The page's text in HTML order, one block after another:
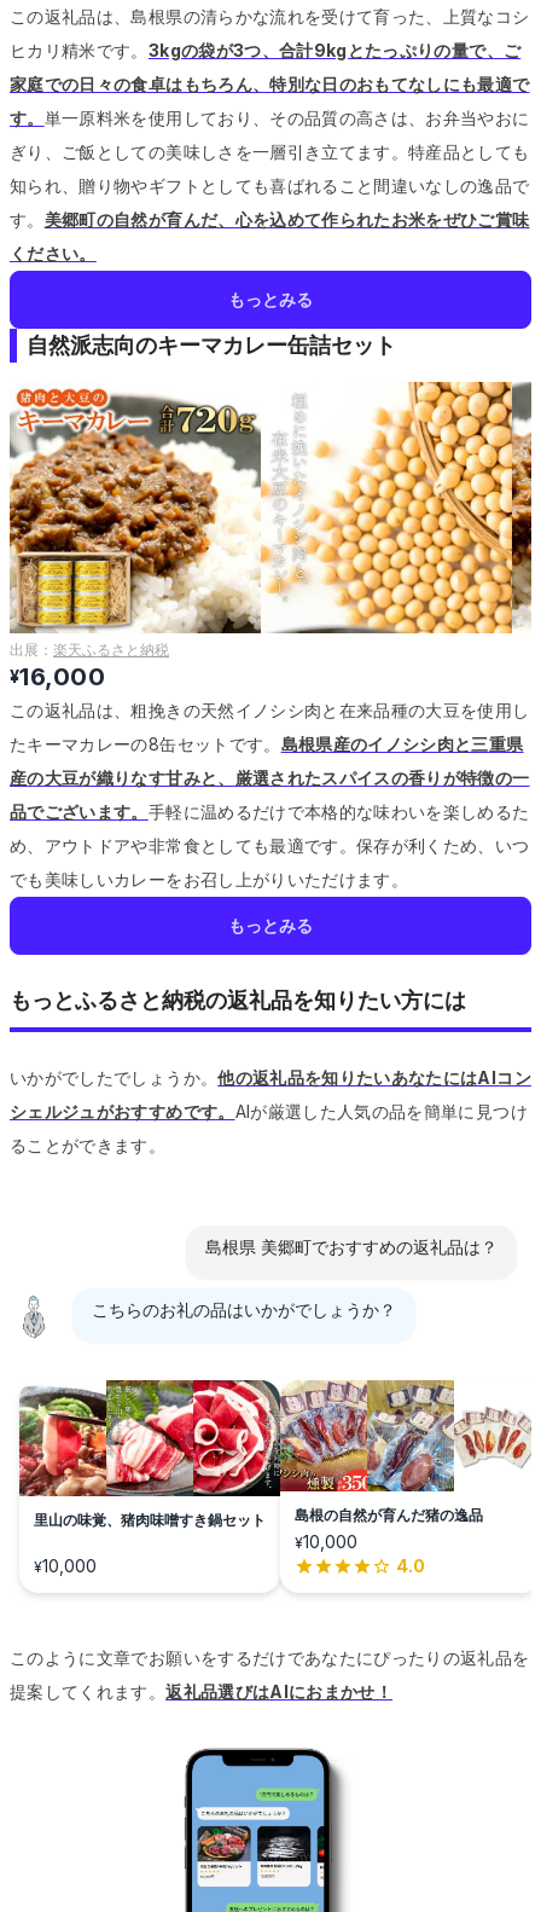
この返礼品は、島根県の清らかな流れを受けて育った、上質なコシ
ヒカリ精米です。 3kgの袋が3つ、合計9kgとたっぷりの量で、ご
家庭での日々の食卓はもちろん、特別な日のおもてなしにも最適で
す。 単一原料米を使用しており、その品質の高さは、お弁当やおに
ぎり、ご飯としての美味しさを一層引き立てます。特産品としても
知られ、贈り物やギフトとしても喜ばれること間違いなしの逸品で
す。 美郷町の自然が育んだ、心を込めて作られたお米をぜひご賞味
ください。
もっとみる
自然派志向のキーマカレー缶詰セット
出展： 楽天ふるさと納税
¥16,000
この返礼品は、粗挽きの天然イノシシ肉と在来品種の大豆を使用し
たキーマカレーの8缶セットです。 島根県産のイノシシ肉と三重県
産の大豆が織りなす甘みと、厳選されたスパイスの香りが特徴の一
品でございます。 手軽に温めるだけで本格的な味わいを楽しめるた
め、アウトドアや非常食としても最適です。 保存が利くため、いつ
でも美味しいカレーをお召し上がりいただけます。
もっとみる
もっとふるさと納税の返礼品を知りたい方には
いかがでしたでしょうか。他の返礼品を知りたいあなたにはAIコン
シェルジュがおすすめです。 AIが厳選した人気の品を簡単に見つけ
ることができます。
島根県 美郷町でおすすめの返礼品は？
こちらのお礼の品はいかがでしょうか？
里山の味覚、猪肉味噌すき鍋セット
¥10,000
島根の自然が育んだ猪の逸品
¥10,000
4.0
このように文章でお願いをするだけであなたにぴったりの返礼品を
提案してくれます。返礼品選びはAIにおまかせ！